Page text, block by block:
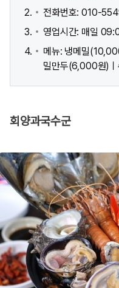
전화번호: 010-
영업시간: 매일
메뉴: 냉메밀
밀만두(6,000원)
회양과국수군